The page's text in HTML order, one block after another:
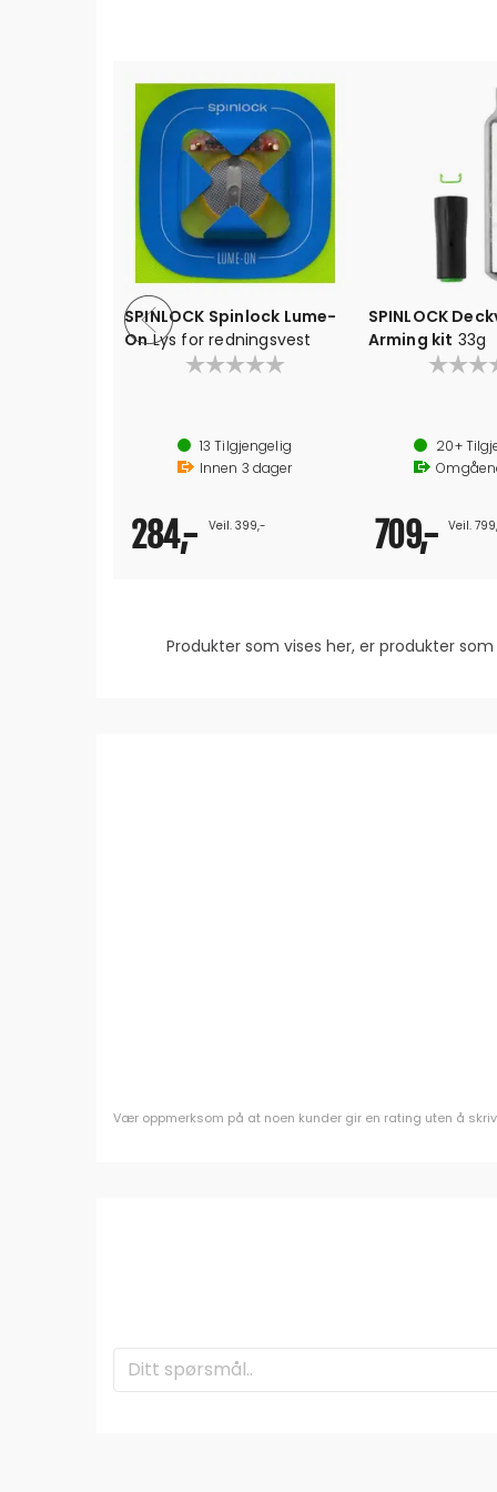
SPINLOCK Spinlock Lume-
On Lys for redningsvest
13 Tilgjengelig
Innen 3 dager
284,- Veil. 399,-
SPINLOCK
Arming kit 33g
20+
709,- Veil.
Produkter som vises her, er produkter
Vær oppmerksom på at noen kunder gir en rating uten å